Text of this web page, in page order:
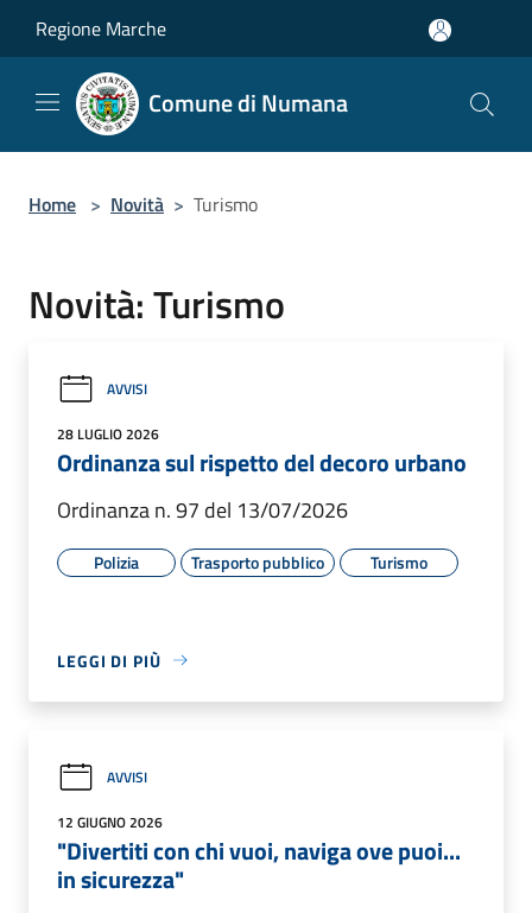
Regione Marche
Comune di Numana
Home > Novità > Turismo
Novità: Turismo
AVVISI
28 LUGLIO 2026
Ordinanza sul rispetto del decoro urbano
Ordinanza n. 97 del 13/07/2026
Polizia Trasporto pubblico Turismo
LEGGI DI PIÙ
AVVISI
12 GIUGNO 2026
"Divertiti con chi vuoi, naviga ove puoi...
in sicurezza"